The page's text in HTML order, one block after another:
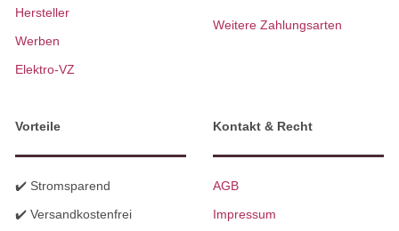
Hersteller
Werben
Elektro-VZ
Weitere Zahlungsarten
Vorteile
✔️ Stromsparend
✔️ Versandkostenfrei
Kontakt & Recht
AGB
Impressum